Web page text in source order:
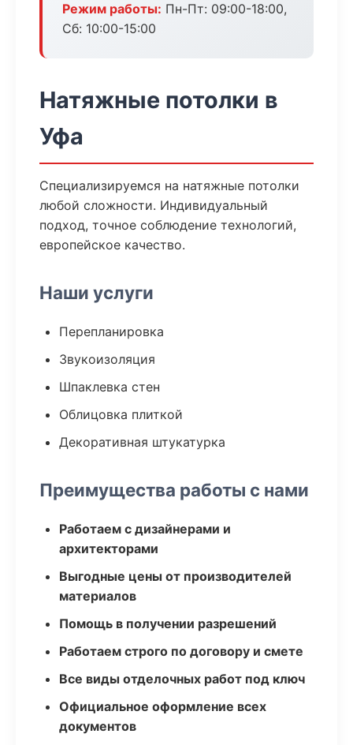
Режим работы: Пн-Пт: 09:00-18:00,
Сб: 10:00-15:00
Натяжные потолки в
Уфа
Специализируемся на натяжные потолки
любой сложности. Индивидуальный
подход, точное соблюдение технологий,
европейское качество.
Наши услуги
Перепланировка
Звукоизоляция
Шпаклевка стен
Облицовка плиткой
Декоративная штукатурка
Преимущества работы с нами
Работаем с дизайнерами и
архитекторами
Выгодные цены от производителей
материалов
Помощь в получении разрешений
Работаем строго по договору и смете
Все виды отделочных работ под ключ
Официальное оформление всех
документов